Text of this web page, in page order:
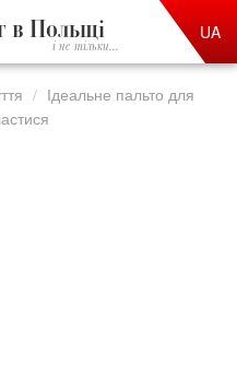
в Польщі
і не тільки...
UA
Ідеальне пальто для